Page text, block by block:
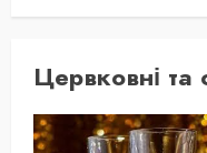
Цервковні та